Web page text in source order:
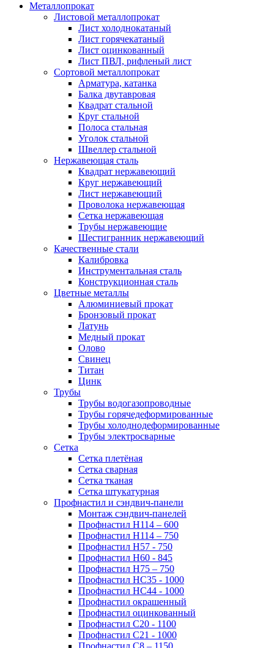
Металлопрокат
Листовой металлопрокат
Лист холоднокатаный
Лист горячекатаный
Лист оцинкованный
Лист ПВЛ, рифленый лист
Сортовой металлопрокат
Арматура, катанка
Балка двутавровая
Квадрат стальной
Круг стальной
Полоса стальная
Уголок стальной
Швеллер стальной
Нержавеющая сталь
Квадрат нержавеющий
Круг нержавеющий
Лист нержавеющий
Проволока нержавеющая
Сетка нержавеющая
Трубы нержавеющие
Шестигранник нержавеющий
Качественные стали
Калибровка
Инструментальная сталь
Конструкционная сталь
Цветные металлы
Алюминиевый прокат
Бронзовый прокат
Латунь
Медный прокат
Олово
Свинец
Титан
Цинк
Трубы
Трубы водогазопроводные
Трубы горячедеформированные
Трубы холоднодеформированные
Трубы электросварные
Сетка
Сетка плетёная
Сетка сварная
Сетка тканая
Сетка штукатурная
Профнастил и сэндвич-панели
Монтаж сэндвич-панелей
Профнастил Н114 – 600
Профнастил Н114 – 750
Профнастил Н57 - 750
Профнастил Н60 - 845
Профнастил Н75 – 750
Профнастил НС35 - 1000
Профнастил НС44 - 1000
Профнастил окрашенный
Профнастил оцинкованный
Профнастил С20 - 1100
Профнастил С21 - 1000
Профнастил С8 – 1150